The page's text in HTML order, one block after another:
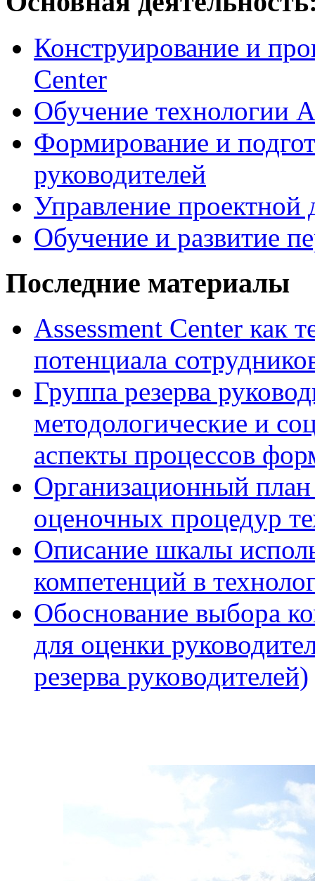
Конструирование и
Center
Обучение технологии
Формирование и
руководителей
Управление проектной
Обучение и развитие
Последние материалы
Assessment Center как
потенциала
Группа резерва
методологические и
аспекты процессов
Организационный
оценочных процедур
Описание шкалы
компетенций в
Обоснование выбора
для оценки
резерва руководителей)